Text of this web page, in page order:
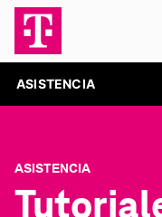
ASISTENCIA
ASISTENCIA